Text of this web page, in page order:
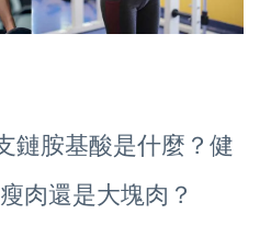
鏈胺基酸是什麼？健
肉還是大塊肉？